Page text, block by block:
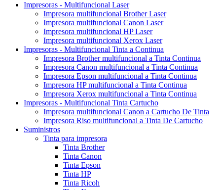
Impresoras - Multifuncional Laser
Impresora multifuncional Brother Laser
Impresora multifuncional Canon Laser
Impresora multifuncional HP Laser
Impresora multifuncional Xerox Laser
Impresoras - Multifuncional Tinta a Continua
Impresora Brother multifuncional a Tinta Continua
Impresora Canon multifuncional a Tinta Continua
Impresora Epson multifuncional a Tinta Continua
Impresora HP multifuncional a Tinta Continua
Impresora Xerox multifuncional a Tinta Continua
Impresoras - Multifuncional Tinta Cartucho
Impresora multifuncional Canon a Cartucho De Tinta
Impresora Riso multifuncional a Tinta De Cartucho
Suministros
Tinta para impresora
Tinta Brother
Tinta Canon
Tinta Epson
Tinta HP
Tinta Ricoh